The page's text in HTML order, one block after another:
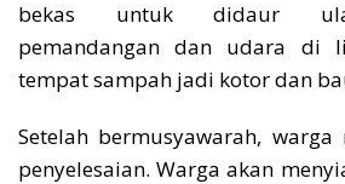
bekas untuk didaur
pemandangan dan udara di
tempat sampah jadi kotor dan
Setelah bermusyawarah,
penyelesaian. Warga akan